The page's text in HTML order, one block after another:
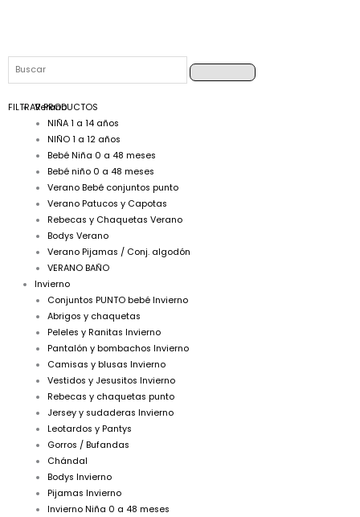
Buscar
Verano
NIÑA 1 a 14 años
NIÑO 1 a 12 años
Bebé Niña 0 a 48 meses
Bebé niño 0 a 48 meses
Verano Bebé conjuntos punto
Verano Patucos y Capotas
Rebecas y Chaquetas Verano
Bodys Verano
Verano Pijamas / Conj. algodón
VERANO BAÑO
Invierno
Conjuntos PUNTO bebé Invierno
Abrigos y chaquetas
Peleles y Ranitas Invierno
Pantalón y bombachos Invierno
Camisas y blusas Invierno
Vestidos y Jesusitos Invierno
Rebecas y chaquetas punto
Jersey y sudaderas Invierno
Leotardos y Pantys
Gorros / Bufandas
Chándal
Bodys Invierno
Pijamas Invierno
Invierno Niña 0 a 48 meses
FILTRAR PRODUCTOS